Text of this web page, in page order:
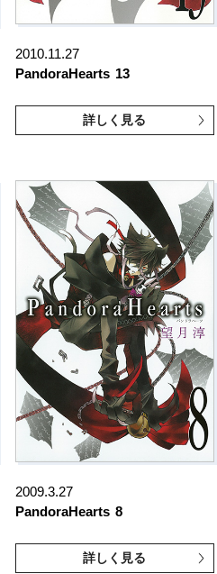
2010.11.27
PandoraHearts 13
詳しく見る
2009.3.27
PandoraHearts 8
詳しく見る